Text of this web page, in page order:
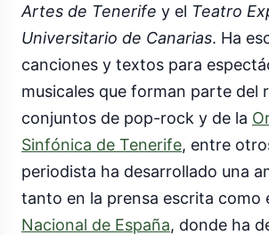
Artes de Tenerife y el Teatro
Universitario de Canarias. Ha
canciones y textos para
musicales que forman parte del
conjuntos de pop-rock y de la
Sinfónica de Tenerife, entre
periodista ha desarrollado una
tanto en la prensa escrita como
Nacional de España, donde ha